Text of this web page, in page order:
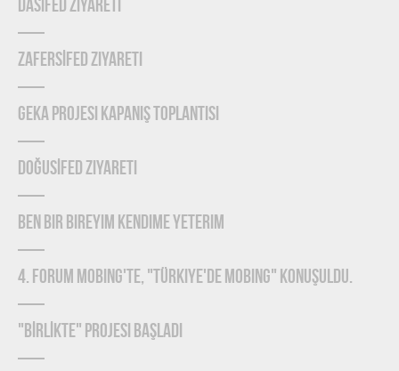
DASİFED Ziyareti
ZAFERSİFED Ziyareti
GEKA Projesi Kapanış Toplantısı
DOĞUSİFED Ziyareti
Ben Bir Bireyim Kendime Yeterim
4. Forum Mobing'te, "Türkiye'de Mobing" konuşuldu.
"BİRLİKTE" Projesi Başladı